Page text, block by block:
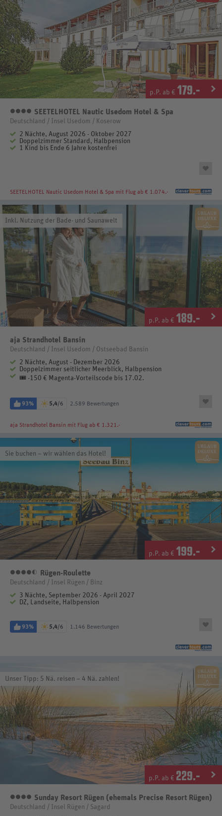
p.P. ab € 179.-
4 Sterne
SEETELHOTEL Nautic Usedom Hotel & Spa
Deutschland / Insel Usedom / Koserow
2 Nächte, August 2026 - Oktober 2027
Doppelzimmer Standard, Halbpension
1 Kind bis Ende 6 Jahre kostenfrei
SEETELHOTEL Nautic Usedom Hotel & Spa mit Flug ab € 1.074.-
Inkl. Nutzung der Bade- und Saunawelt
p.P. ab € 189.-
aja Strandhotel Bansin
Deutschland / Insel Usedom / Ostseebad Bansin
2 Nächte, August - Dezember 2026
Doppelzimmer seitlicher Meerblick, Halbpension
🎟️ -150 € Magenta-Vorteilscode bis 17.02.
93% 5,4/6 2.589 Bewertungen
aja Strandhotel Bansin mit Flug ab € 1.321.-
Sie buchen – wir wählen das Hotel!
p.P. ab € 199.-
4,5 Sterne
Rügen-Roulette
Deutschland / Insel Rügen / Binz
3 Nächte, September 2026 - April 2027
DZ, Landseite, Halbpension
93% 5,4/6 1.146 Bewertungen
Unser Tipp: 5 Nä. reisen – 4 Nä. zahlen!
p.P. ab € 229.-
4 Sterne
Sunday Resort Rügen (ehemals Precise Resort Rügen)
Deutschland / Insel Rügen / Sagard